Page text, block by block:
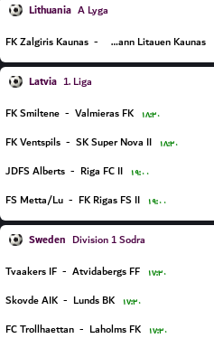
Lithuania A Lyga
FK Zalgiris Kaunas - FC Hegelmann Litauen Kaunas
Latvia 1. Liga
FK Smiltene - Valmieras FK ۱۸:۳۰
FK Ventspils - SK Super Nova II ۱۸:۳۰
JDFS Alberts - Riga FC II ۱۹:۰۰
FS Metta/Lu - FK Rigas FS II ۱۹:۰۰
Sweden Division 1 Sodra
Tvaakers IF - Atvidabergs FF ۱۷:۳۰
Skovde AIK - Lunds BK ۱۷:۳۰
FC Trollhaettan - Laholms FK ۱۷:۳۰